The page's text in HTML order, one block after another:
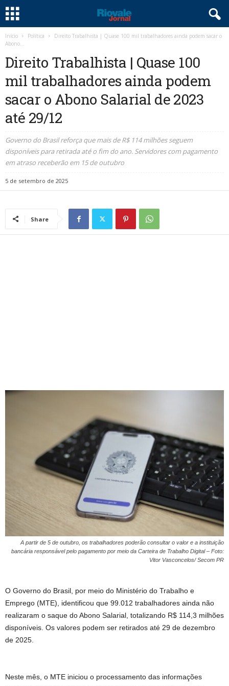
Início Política
Direito Trabalhista | Quase 100 mil trabalhadores ainda podem sacar o
Abono...
Direito Trabalhista | Quase 100
mil trabalhadores ainda podem
sacar o Abono Salarial de 2023
até 29/12
Governo do Brasil reforça que mais de R$ 114 milhões seguem
disponíveis para retirada até o fim do ano. Servidores com pagamento
em atraso receberão em 15 de outubro
5 de setembro de 2025
Share
A partir de 5 de outubro, os trabalhadores poderão consultar o valor e a instituição
bancária responsável pelo pagamento por meio da Carteira de Trabalho Digital – Foto:
Vitor Vasconcelos/ Secom PR
O Governo do Brasil, por meio do Ministério do Trabalho e
Emprego (MTE), identificou que 99.012 trabalhadores ainda não
realizaram o saque do Abono Salarial, totalizando R$ 114,3 milhões
disponíveis. Os valores podem ser retirados até 29 de dezembro
de 2025.
Neste mês, o MTE iniciou o processamento das informações